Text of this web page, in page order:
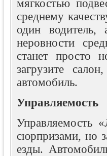
мягкостью
среднему
один водитель,
неровности
станет просто
загрузите
автомобиль.
Управляемость
Управляемость
сюрпризами, но
езды.